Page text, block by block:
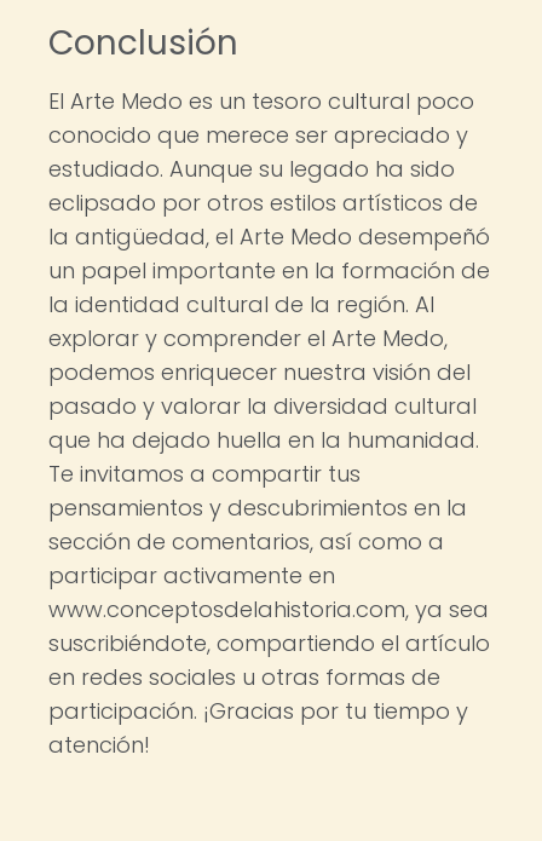
Conclusión
El Arte Medo es un tesoro cultural poco
conocido que merece ser apreciado y
estudiado. Aunque su legado ha sido
eclipsado por otros estilos artísticos de
la antigüedad, el Arte Medo desempeñó
un papel importante en la formación de
la identidad cultural de la región. Al
explorar y comprender el Arte Medo,
podemos enriquecer nuestra visión del
pasado y valorar la diversidad cultural
que ha dejado huella en la humanidad.
Te invitamos a compartir tus
pensamientos y descubrimientos en la
sección de comentarios, así como a
participar activamente en
www.conceptosdelahistoria.com, ya sea
suscribiéndote, compartiendo el artículo
en redes sociales u otras formas de
participación. ¡Gracias por tu tiempo y
atención!